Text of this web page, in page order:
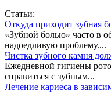
Статьи:
Откуда приходит зубная
«Зубной болью» часто в
надоедливую проблему....
Чистка зубного камня
Ежедневной гигиены
справиться с зубным...
Лечение кариеса в